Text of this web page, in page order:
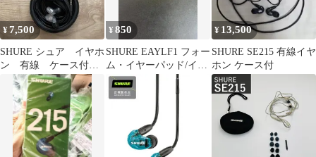
¥7,500
SHURE シュア イヤホ
ン 有線 ケース付
き 【送料込】
¥850
SHURE EAYLF1 フォー
ム・イヤーパッド/イエ
ロー 846 535
¥ 13,500
SHURE SE215 有線イヤ
ホン ケース付